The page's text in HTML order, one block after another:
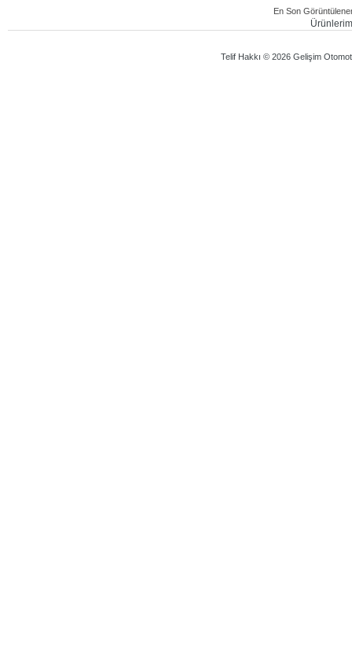
En Son
Telif Hakkı © 2026 Gelişim